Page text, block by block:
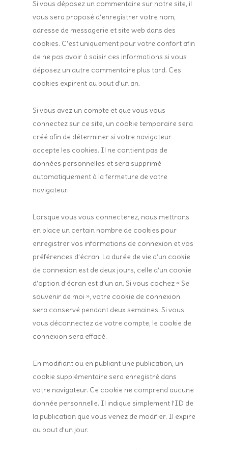
Si vous déposez un commentaire sur notre site, il
vous sera proposé d’enregistrer votre nom,
adresse de messagerie et site web dans des
cookies. C’est uniquement pour votre confort afin
de ne pas avoir à saisir ces informations si vous
déposez un autre commentaire plus tard. Ces
cookies expirent au bout d’un an.
Si vous avez un compte et que vous vous
connectez sur ce site, un cookie temporaire sera
créé afin de déterminer si votre navigateur
accepte les cookies. Il ne contient pas de
données personnelles et sera supprimé
automatiquement à la fermeture de votre
navigateur.
Lorsque vous vous connecterez, nous mettrons
en place un certain nombre de cookies pour
enregistrer vos informations de connexion et vos
préférences d’écran. La durée de vie d’un cookie
de connexion est de deux jours, celle d’un cookie
d’option d’écran est d’un an. Si vous cochez « Se
souvenir de moi », votre cookie de connexion
sera conservé pendant deux semaines. Si vous
vous déconnectez de votre compte, le cookie de
connexion sera effacé.
En modifiant ou en publiant une publication, un
cookie supplémentaire sera enregistré dans
votre navigateur. Ce cookie ne comprend aucune
donnée personnelle. Il indique simplement l’ID de
la publication que vous venez de modifier. Il expire
au bout d’un jour.